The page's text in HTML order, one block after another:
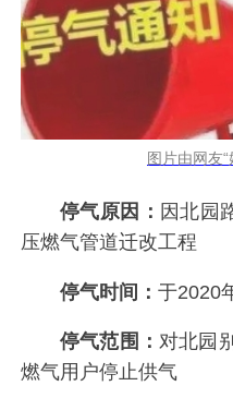
图片由网友
停气原因： 因北园
压燃气管道迁改工程
停气时间： 于2020
停气范围： 对北园
燃气用户停止供气